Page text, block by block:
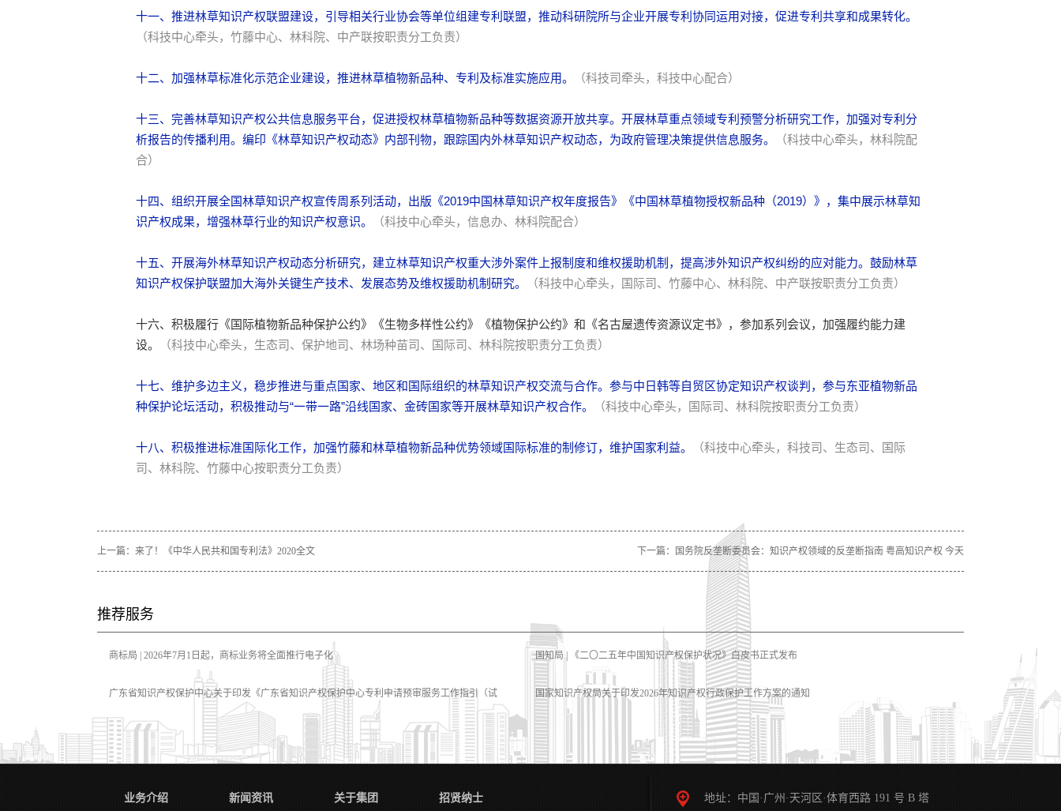
十一、推进林草知识产权联盟建设，引导相关行业协会等单位组建专利联盟，推动科研院所与企业开展专利协同运用对接，促进专利共享和成果转化。
（科技中心牵头，竹藤中心、林科院、中产联按职责分工负责）
十二、加强林草标准化示范企业建设，推进林草植物新品种、专利及标准实施应用。 （科技司牵头，科技中心配合）
十三、完善林草知识产权公共信息服务平台，促进授权林草植物新品种等数据资源开放共享。开展林草重点领域专利预警分析研究工作，加强对专利分
析报告的传播利用。编印《林草知识产权动态》内部刊物，跟踪国内外林草知识产权动态，为政府管理决策提供信息服务。
（科技中心牵头，林科院配
合）
十四、组织开展全国林草知识产权宣传周系列活动，出版《2019中国林草知识产权年度报告》《中国林草植物授权新品种（2019）》，集中展示林草知
识产权成果，增强林草行业的知识产权意识。
（科技中心牵头，信息办、林科院配合）
十五、开展海外林草知识产权动态分析研究，建立林草知识产权重大涉外案件上报制度和维权援助机制，提高涉外知识产权纠纷的应对能力。鼓励林草
知识产权保护联盟加大海外关键生产技术、发展态势及维权援助机制研究。
（科技中心牵头，国际司、竹藤中心、林科院、中产联按职责分工负责）
十六、积极履行《国际植物新品种保护公约》《生物多样性公约》《植物保护公约》和《名古屋遗传资源议定书》，参加系列会议，加强履约能力建
设。
（科技中心牵头，生态司、保护地司、林场种苗司、国际司、林科院按职责分工负责）
十七、维护多边主义，稳步推进与重点国家、地区和国际组织的林草知识产权交流与合作。参与中日韩等自贸区协定知识产权谈判，参与东亚植物新品
种保护论坛活动，积极推动与“一带一路”沿线国家、金砖国家等开展林草知识产权合作。
（科技中心牵头，国际司、林科院按职责分工负责）
十八、积极推进标准国际化工作，加强竹藤和林草植物新品种优势领域国际标准的制修订，维护国家利益。
（科技中心牵头，科技司、生态司、国际
司、林科院、竹藤中心按职责分工负责）
上一篇： 来了！《中华人民共和国专利法》2020全文 下一篇： 国务院反垄断委员会：知识产权领域的反垄断指南 粤高知识产权 今天
推荐服务
商标局 | 2026年7月1日起，商标业务将全面推行电子化 国知局 | 《二〇二五年中国知识产权保护状况》白皮书正式发布
广东省知识产权保护中心关于印发《广东省知识产权保护中心专利申请预审服务工作指引（试
行）》的通知
国家知识产权局关于印发2026年知识产权行政保护工作方案的通知
业务介绍 新闻资讯 关于集团 招贤纳士 地址：中国·广州·天河区·体育西路 191 号 B 塔